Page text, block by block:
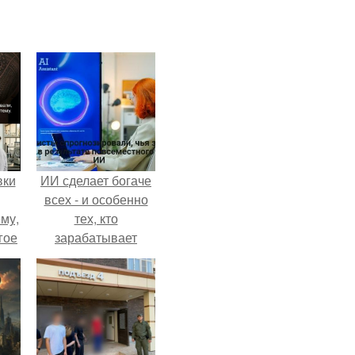
ИИ сделает богаче
всех - и особенно
тех, кто
зарабатывает
меньше всего.